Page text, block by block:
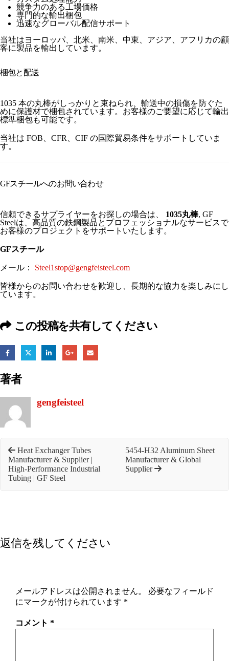
競争力のある工場価格
専門的な輸出梱包
迅速なグローバル配信サポート
当社はヨーロッパ、北米、南米、中東、アジア、アフリカの顧
客に製品を輸出しています。
梱包と配送
1035 本の丸棒がしっかりと束ねられ、輸送中の損傷を防ぐた
めに保護材で梱包されています。お客様のご要望に応じて輸出
標準梱包も可能です。
当社は FOB、CFR、CIF の国際貿易条件をサポートしていま
す。
GFスチールへのお問い合わせ
信頼できるサプライヤーをお探しの場合は、 1035丸棒, GF
Steelは、高品質の鉄鋼製品とプロフェッショナルなサービスで
お客様のプロジェクトをサポートいたします。
GFスチール
メール： Steel1stop@gengfeisteel.com
皆様からのお問い合わせを歓迎し、長期的な協力を楽しみにし
ています。
この投稿を共有してください
著者
gengfeisteel
Heat Exchanger Tubes
Manufacturer & Supplier |
High-Performance Industrial
Tubing | GF Steel
5454-H32 Aluminum Sheet
Manufacturer & Global
Supplier
返信を残してください
メールアドレスは公開されません。
必要なフィールド
にマークが付けられています *
コメント *